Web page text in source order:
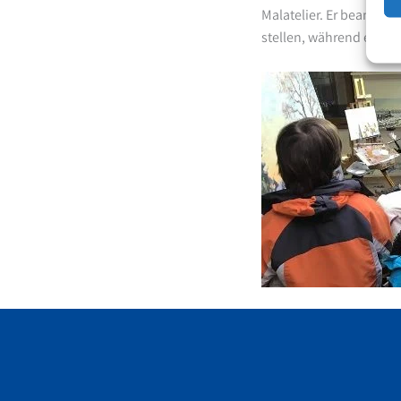
Malatelier. Er
stellen, während er